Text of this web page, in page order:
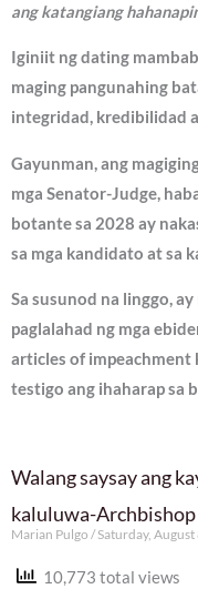
ang katangiang
Iginiit ng dating
maging pangunahing
integridad, kredibilidad
Gayunman, ang
mga Senator-Judge,
botante sa 2028 ay
sa mga kandidato at sa
Sa susunod na linggo,
paglalahad ng mga
articles of impeachment
testigo ang ihaharap sa
Walang saysay ang
kaluluwa-
Marian Pulgo Saturday, August
10,773 total views